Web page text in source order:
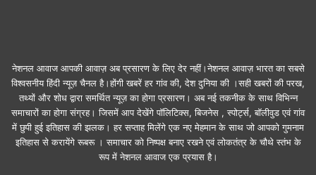
नेशनल आवाज आपकी आवाज़ अब प्रसारण के लिए देर नहीं।नेशनल आवाज़ भारत का सबसे
विश्वसनीय हिंदी न्यूज़ चैनल है।होंगी खबरें हर गांव की, देश दुनिया की ।सही खबरों की परख,
तथ्यों और शोध द्वारा समर्थित न्यूज़ का होगा प्रसारण। अब नई तकनीक के साथ विभिन्न
समाचारों का होगा संग्रह। जिसमें आप देखेंगे पॉलिटिक्स, बिजनेस , स्पोर्ट्स, बॉलीवुड एवं गांव
में छुपी हुई इतिहास की झलक। हर सप्ताह मिलेंगे एक नए मेहमान के साथ जो आपको गुमनाम
इतिहास से करायेंगे रूबरू । समाचार को निष्पक्ष बनाए रखने एवं लोकतंत्र के चौथे स्तंभ के
रूप में नेशनल आवाज एक प्रयास है।